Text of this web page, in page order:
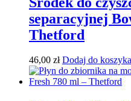
separacyjnej
Thetford
46,00 zł Dodaj do koszyka